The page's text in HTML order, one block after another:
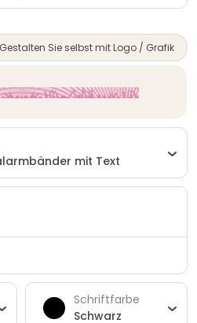
Gestalten Sie selbst mit Logo / Grafik
mit Text
Schriftfarbe
Schwarz